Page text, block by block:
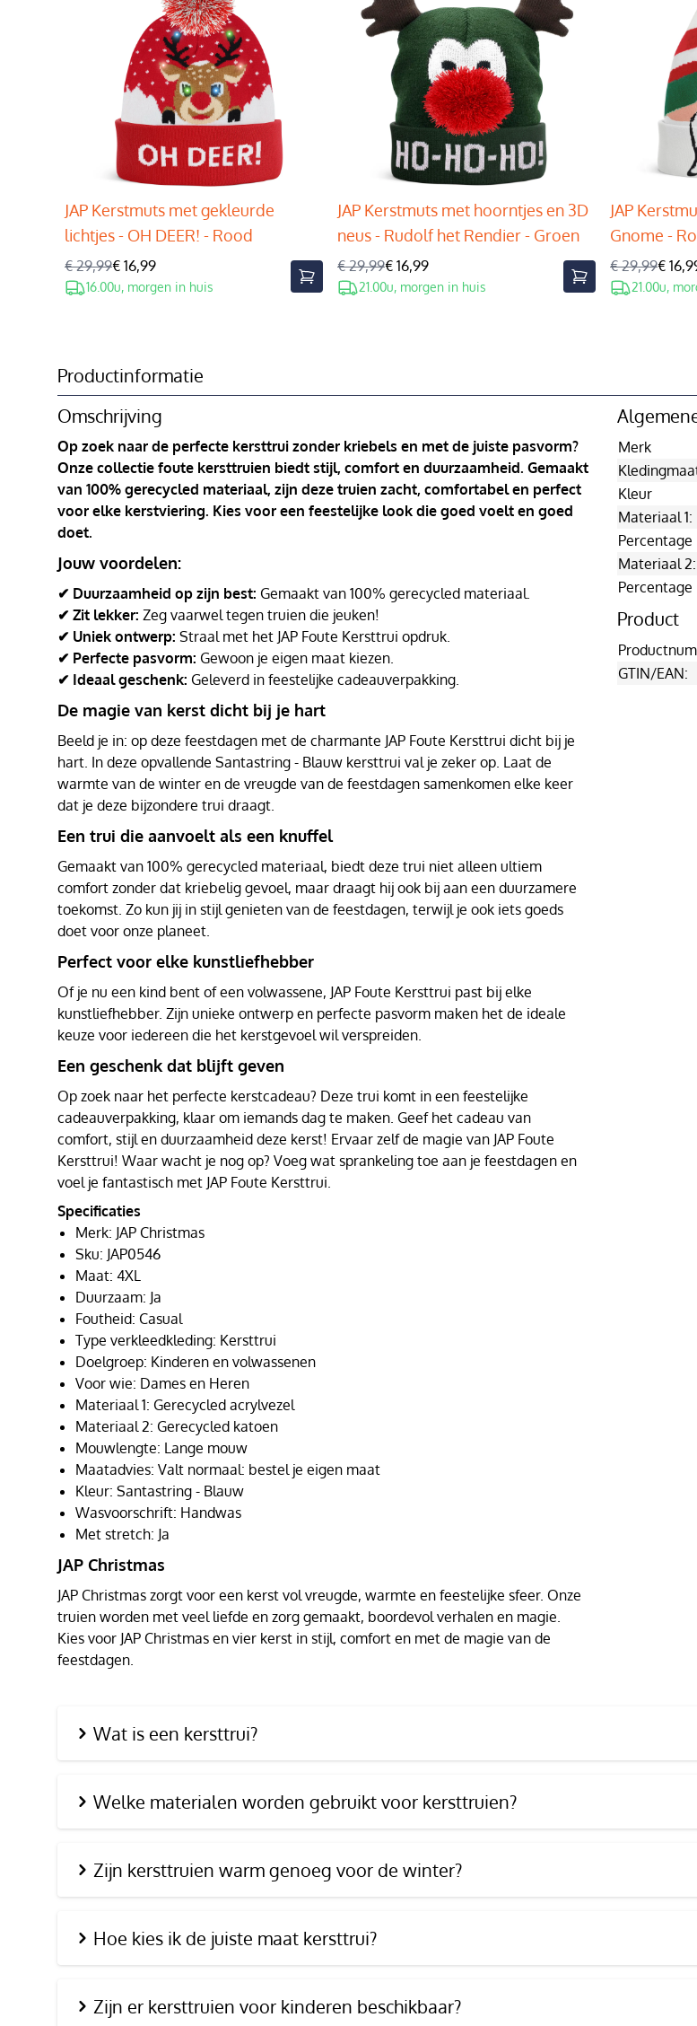
JAP Kerstmuts met gekleurde
lichtjes - OH DEER! - Rood
€ 29,99€ 16,99
16.00u, morgen in huis
JAP Kerstmuts met hoorntjes en 3D
neus - Rudolf het Rendier - Groen
€ 29,99€ 16,99
21.00u, morgen in huis
JAP
Gnome -
€ 29,99€
21.00u,
Productinformatie
Omschrijving
Op zoek naar de perfecte kersttrui zonder kriebels en met de juiste pasvorm?
Onze collectie foute kersttruien biedt stijl, comfort en duurzaamheid. Gemaakt
van 100% gerecycled materiaal, zijn deze truien zacht, comfortabel en perfect
voor elke kerstviering. Kies voor een feestelijke look die goed voelt en goed
doet.
Jouw voordelen:
✔ Duurzaamheid op zijn best: Gemaakt van 100% gerecycled materiaal.
✔ Zit lekker: Zeg vaarwel tegen truien die jeuken!
✔ Uniek ontwerp: Straal met het JAP Foute Kersttrui opdruk.
✔ Perfecte pasvorm: Gewoon je eigen maat kiezen.
✔ Ideaal geschenk: Geleverd in feestelijke cadeauverpakking.
De magie van kerst dicht bij je hart
Beeld je in: op deze feestdagen met de charmante JAP Foute Kersttrui dicht bij je
hart. In deze opvallende Santastring - Blauw kersttrui val je zeker op. Laat de
warmte van de winter en de vreugde van de feestdagen samenkomen elke keer
dat je deze bijzondere trui draagt.
Een trui die aanvoelt als een knuffel
Gemaakt van 100% gerecycled materiaal, biedt deze trui niet alleen ultiem
comfort zonder dat kriebelig gevoel, maar draagt hij ook bij aan een duurzamere
toekomst. Zo kun jij in stijl genieten van de feestdagen, terwijl je ook iets goeds
doet voor onze planeet.
Perfect voor elke kunstliefhebber
Of je nu een kind bent of een volwassene, JAP Foute Kersttrui past bij elke
kunstliefhebber. Zijn unieke ontwerp en perfecte pasvorm maken het de ideale
keuze voor iedereen die het kerstgevoel wil verspreiden.
Een geschenk dat blijft geven
Op zoek naar het perfecte kerstcadeau? Deze trui komt in een feestelijke
cadeauverpakking, klaar om iemands dag te maken. Geef het cadeau van
comfort, stijl en duurzaamheid deze kerst! Ervaar zelf de magie van JAP Foute
Kersttrui! Waar wacht je nog op? Voeg wat sprankeling toe aan je feestdagen en
voel je fantastisch met JAP Foute Kersttrui.
Specificaties
Merk: JAP Christmas
Sku: JAP0546
Maat: 4XL
Duurzaam: Ja
Foutheid: Casual
Type verkleedkleding: Kersttrui
Doelgroep: Kinderen en volwassenen
Voor wie: Dames en Heren
Materiaal 1: Gerecycled acrylvezel
Materiaal 2: Gerecycled katoen
Mouwlengte: Lange mouw
Maatadvies: Valt normaal: bestel je eigen maat
Kleur: Santastring - Blauw
Wasvoorschrift: Handwas
Met stretch: Ja
JAP Christmas
JAP Christmas zorgt voor een kerst vol vreugde, warmte en feestelijke sfeer. Onze
truien worden met veel liefde en zorg gemaakt, boordevol verhalen en magie.
Kies voor JAP Christmas en vier kerst in stijl, comfort en met de magie van de
feestdagen.
Merk
Kleur
Materiaal 1:
Percentage
Materiaal 2:
Product
GTIN/EAN:
Wat is een kersttrui?
Welke materialen worden gebruikt voor kersttruien?
Zijn kersttruien warm genoeg voor de winter?
Hoe kies ik de juiste maat kersttrui?
Zijn er kersttruien voor kinderen beschikbaar?